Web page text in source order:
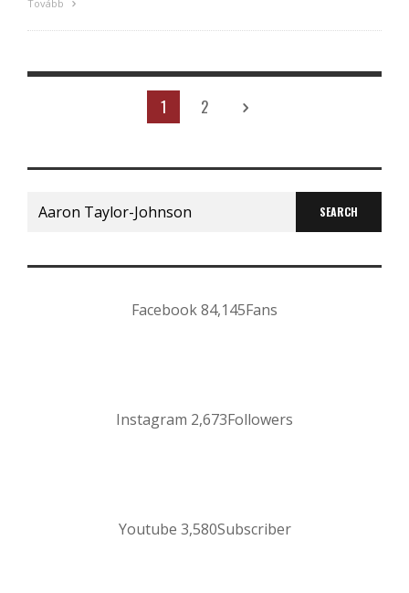
Tovább
1 2
Search
for:
Facebook84,145Fans
Instagram 2,673Followers
Youtube 3,580Subscriber